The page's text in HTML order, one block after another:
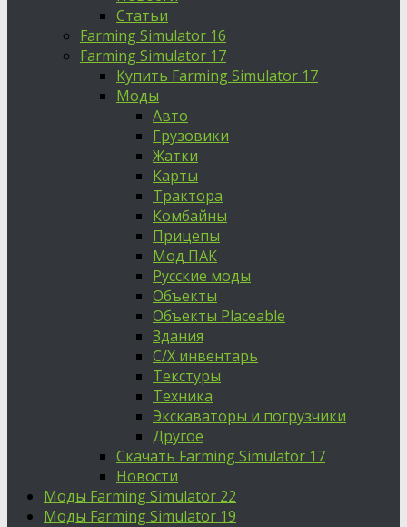
Статьи
Farming Simulator 16
Farming Simulator 17
Купить Farming Simulator 17
Моды
Авто
Грузовики
Жатки
Карты
Трактора
Комбайны
Прицепы
Мод ПАК
Русские моды
Объекты
Объекты Placeable
Здания
С/Х инвентарь
Текстуры
Техника
Экскаваторы и погрузчики
Другое
Скачать Farming Simulator 17
Новости
Моды Farming Simulator 22
Моды Farming Simulator 19